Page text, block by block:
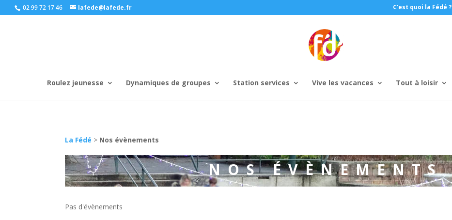
02 99 72 17 46 lafede@lafede.fr C’est quoi la Fédé ?
Roulez jeunesse Dynamiques de groupes Station services Vive les vacances Tout à loisir
La Fédé > Nos évènements
NOS ÉVÈNEMENTS
Pas d'évènements